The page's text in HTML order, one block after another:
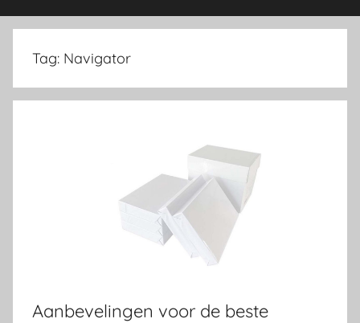
Tag: Navigator
Aanbevelingen voor de beste